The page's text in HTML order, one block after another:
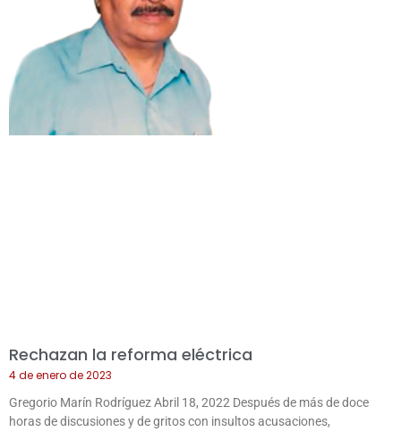
Rechazan la reforma eléctrica
4 de enero de 2023
Gregorio Marín Rodríguez Abril 18, 2022 Después de más de doce
horas de discusiones y de gritos con insultos acusaciones,